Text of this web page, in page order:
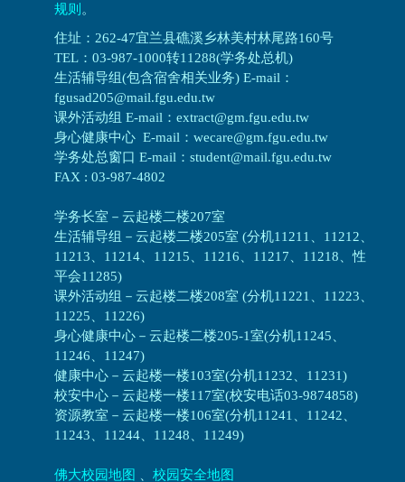
规则 。
住址：262-47宜兰县礁溪乡林美村林尾路160号
TEL：03-987-1000转11288(学务处总机)
生活辅导组(包含宿舍相关业务) E-mail：
fgusad205@mail.fgu.edu.tw
课外活动组 E-mail：extract@gm.fgu.edu.tw
身心健康中心 E-mail：wecare@gm.fgu.edu.tw
学务处总窗口 E-mail：student@mail.fgu.edu.tw
FAX : 03-987-4802
学务长室－云起楼二楼207室
生活辅导组 － 云起楼二楼205室 (分机11211、11212、
11213、11214、11215、11216、11217、11218、性
平会11285)
课外活动组 － 云起楼二楼208室 (分机11221、11223、
11225、11226)
身心健康中心 － 云起楼二楼205-1室(分机11245、
11246、11247)
健康中心－ 云起楼一楼103室(分机11232、11231)
校安中心－ 云起楼一楼117室(校安电话03-9874858)
资源教室 － 云起楼一楼106室(分机11241、11242、
11243、11244、11248、11249)
佛大校园地图 校园安全地图